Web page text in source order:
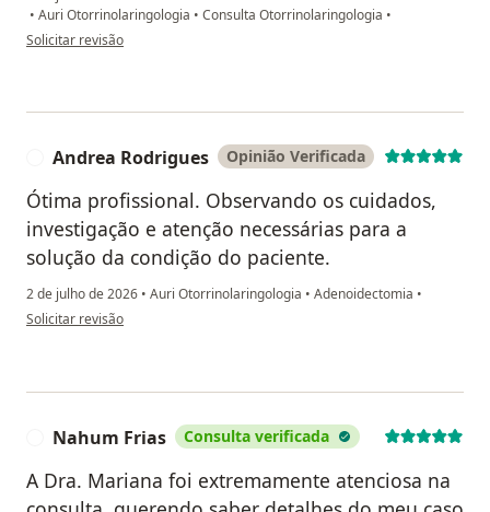
• Auri Otorrinolaringologia • Consulta Otorrinolaringologia •
na opinião do utilizador Willian Dias
Solicitar revisão
Andrea Rodrigues Opinião Verificada
Ótima profissional. Observando os cuidados,
investigação e atenção necessárias para a
solução da condição do paciente.
2 de julho de 2026 • Auri Otorrinolaringologia • Adenoidectomia •
na opinião do utilizador Andrea Rodrigues
Solicitar revisão
Nahum Frias Consulta verificada
A Dra. Mariana foi extremamente atenciosa na